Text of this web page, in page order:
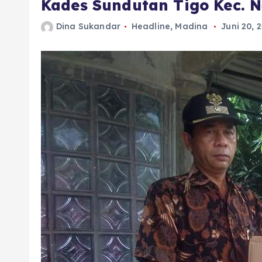
Kades Sundutan Tigo Kec.
Dina Sukandar Headline, Madina Juni 20,